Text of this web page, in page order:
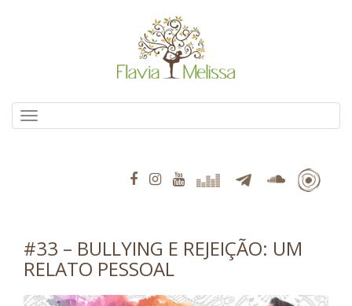
#33 – BULLYING E REJEIÇÃO: UM
RELATO PESSOAL